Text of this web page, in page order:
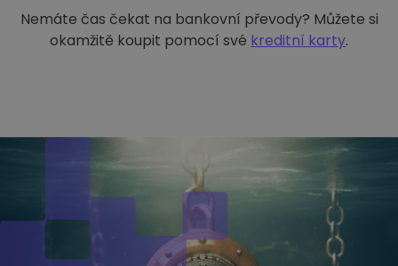
Nemáte čas čekat na bankovní převody? Můžete si
okamžitě koupit pomocí své kreditní karty.